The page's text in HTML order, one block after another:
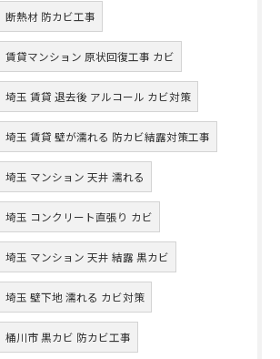
断熱材 防カビ工事
賃貸マンション 原状回復工事 カビ
埼玉 賃貸 退去後 アルコール カビ対策
埼玉 賃貸 壁が濡れる 防カビ結露対策工事
埼玉 マンション 天井 濡れる
埼玉 コンクリート直張り カビ
埼玉 マンション 天井 結露 黒カビ
埼玉 壁下地 濡れる カビ対策
桶川市 黒カビ 防カビ工事